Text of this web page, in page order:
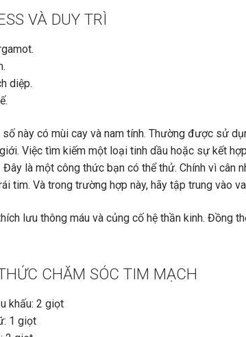
VÀ DUY TRÌ
diệp.
này có mùi cay và nam tính. Thường được sử
Việc tìm kiếm một loại tinh dầu hoặc sự kết
Đây là một công thức bạn có thể thử. Chính vì
tim. Và trong trường hợp này, hãy tập trung vào
lưu thông máu và củng cố hệ thần kinh. Đồng
CHĂM SÓC TIM MẠCH
khấu: 2 giọt
1 giọt